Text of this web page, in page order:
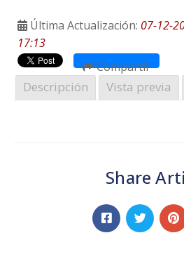
Última Actualización: 07-12-
17:13
Compartir
Descripción Vista previa
Share